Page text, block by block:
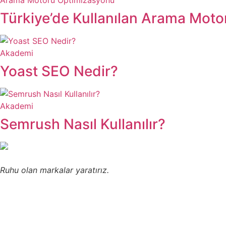
Türkiye’de Kullanılan Arama
Akademi
Yoast SEO Nedir?
Akademi
Semrush Nasıl Kullanılır?
Ruhu olan markalar yaratırız.